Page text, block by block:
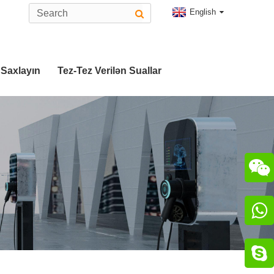
English
Tez-Tez Verilən Suallar


